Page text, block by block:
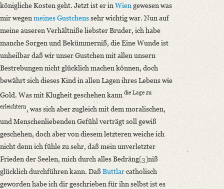
königliche Kosten geht. Jetzt ist er inWiengewesen was
mir wegenmeines Gustchenssehr wichtig war. Nun auf
meine auseren Verhältniße liebster Bruder, ich habe
manche Sorgen und Bekümmerniß, die Eine Wunde ist
unheilbar daß wir unser Gustchen mit allen unsern
Bestrebungen nicht glücklich machen können, doch
bewährt sich dieses Kind in allen Lagen ihres Lebens wie
Gold. Was mit Klugheit geschehen kann die Lage zu
erleichtern, was sich aber zugleich mit dem moralischen,
und Menschenliebenden Gefühl verträgt soll gewiß
geschehen, doch aber von diesem letzteren weiche ich
nicht denn ich fühle zu sehr, daß mein unverletzter
Frieden der Seelen, mich durch alles Bedräng[3]niß
glücklich durchführen kann. DaßButtlarcatholisch
geworden habe ich dir geschrieben für ihn selbst ist es